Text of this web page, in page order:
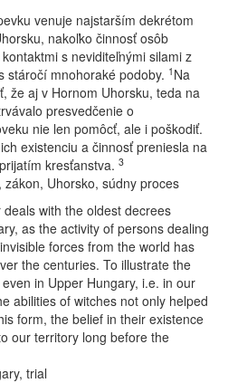
venuje najstarším dekrétom
nakoľko činnosť osôb
s neviditeľnými silami z
stáročí mnohoraké podoby. 1 Na
že aj v Hornom Uhorsku, teda na
presvedčenie o
nie len pomôcť, ale i poškodiť.
existenciu a činnosť preniesla na
kresťanstva. 3
zákon, Uhorsko, súdny proces
with the oldest decrees
as the activity of persons dealing
forces from the world has
the centuries. To illustrate the
in Upper Hungary, i.e. in our
abilities of witches not only helped
form, the belief in their existence
our territory long before the
trial